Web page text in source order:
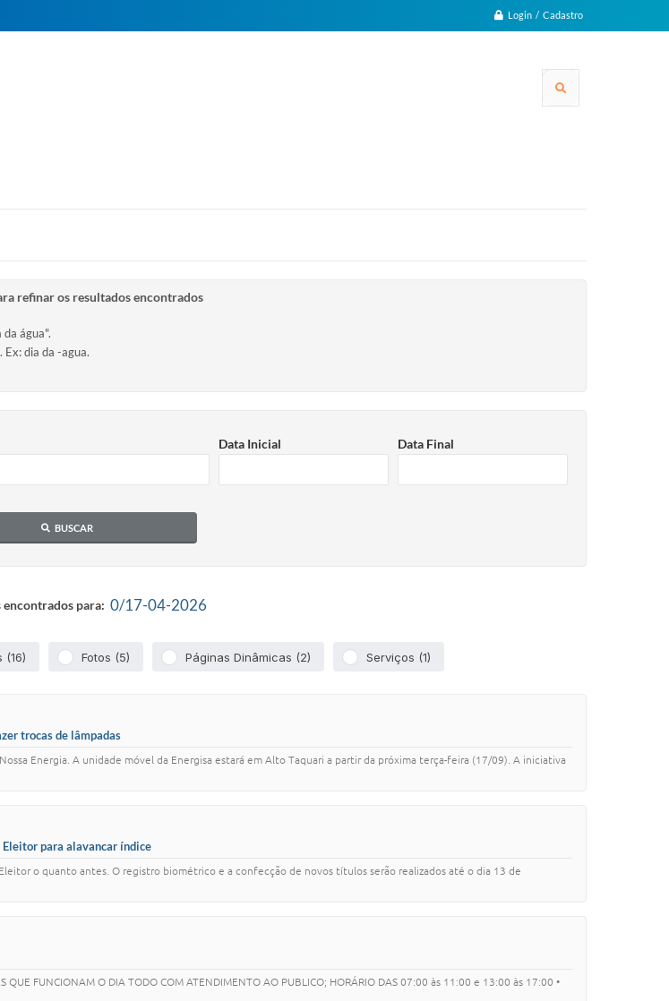
Login / Cadastro
refinar os resultados encontrados
água".
dia da -agua.
Data Inicial Data Final
BUSCAR
para: 0/17-04-2026
(16) Fotos (5) Páginas Dinâmicas (2) Serviços (1)
trocas de lâmpadas
Energia. A unidade móvel da Energisa estará em Alto Taquari a partir da próxima terça-feira (17/09). A iniciativa
para alavancar índice
o quanto antes. O registro biométrico e a confecção de novos títulos serão realizados até o dia 13 de
FUNCIONAM O DIA TODO COM ATENDIMENTO AO PUBLICO; HORÁRIO DAS 07:00 às 11:00 e 13:00 às 17:00 •